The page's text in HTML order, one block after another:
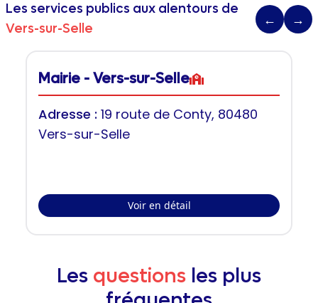
Les services publics aux alentours de
Vers-sur-Selle
← →
Mairie - Vers-sur-Selle
Adresse : 19 route de Conty, 80480
Vers-sur-Selle
Voir en détail
Les questions les plus